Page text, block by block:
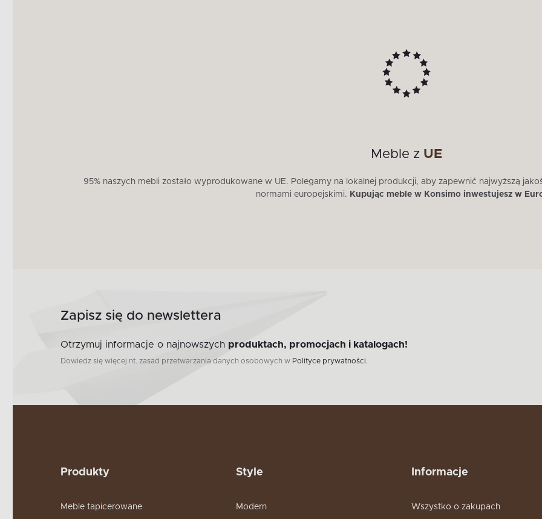
Meble z UE
95% naszych mebli zostało wyprodukowane w UE. Polegamy na lokalnej produkcji, aby zapewnić najwyższą
normami europejskimi.
Kupując meble w Konsimo inwestujesz w
Zapisz się do newslettera
Otrzymuj informacje o najnowszych produktach, promocjach i katalogach!
Dowiedz się więcej nt. zasad przetwarzania danych osobowych w Polityce prywatności.
Produkty
Meble tapicerowane
Style
Modern
Informacje
Wszystko o zakupach